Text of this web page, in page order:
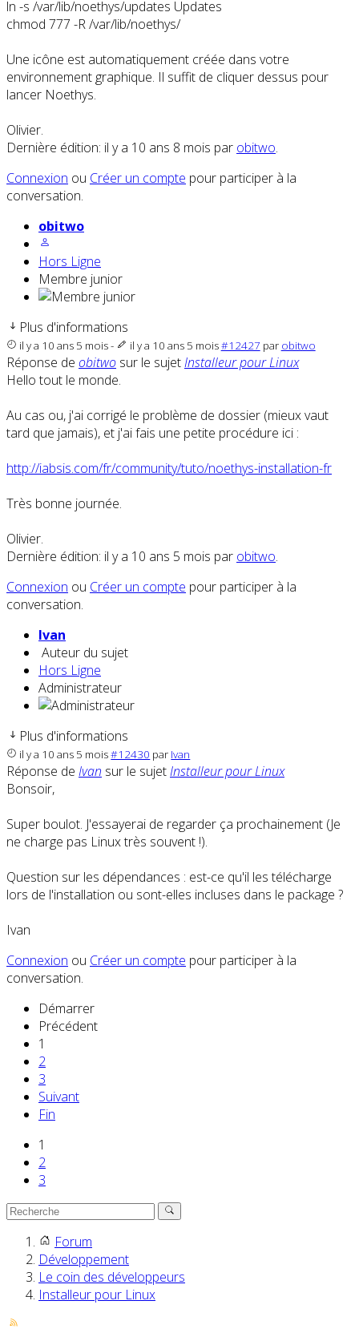
ln -s /var/lib/noethys/updates Updates
chmod 777 -R /var/lib/noethys/
Une icône est automatiquement créée dans votre
environnement graphique. Il suffit de cliquer dessus pour
lancer Noethys.
Olivier.
Dernière édition: il y a 10 ans 8 mois par obitwo.
Connexion ou Créer un compte pour participer à la
conversation.
obitwo
Hors Ligne
Membre junior
Plus d'informations
il y a 10 ans 5 mois- il y a 10 ans 5 mois#12427 par obitwo
Réponse de obitwo sur le sujetInstalleur pour Linux
Hello tout le monde.
Au cas ou, j'ai corrigé le problème de dossier (mieux vaut
tard que jamais), et j'ai fais une petite procédure ici :
http://iabsis.com/fr/community/tuto/noethys-installation-fr
Très bonne journée.
Olivier.
Dernière édition: il y a 10 ans 5 mois par obitwo.
Connexion ou Créer un compte pour participer à la
conversation.
Ivan
Auteur du sujet
Hors Ligne
Administrateur
Plus d'informations
il y a 10 ans 5 mois#12430 par Ivan
Réponse de Ivan sur le sujetInstalleur pour Linux
Bonsoir,
Super boulot. J'essayerai de regarder ça prochainement (Je
ne charge pas Linux très souvent !).
Question sur les dépendances : est-ce qu'il les télécharge
lors de l'installation ou sont-elles incluses dans le package ?
Ivan
Connexion ou Créer un compte pour participer à la
conversation.
Démarrer
Précédent
1
2
3
Suivant
Fin
1
2
3
Forum
Développement
Le coin des développeurs
Installeur pour Linux